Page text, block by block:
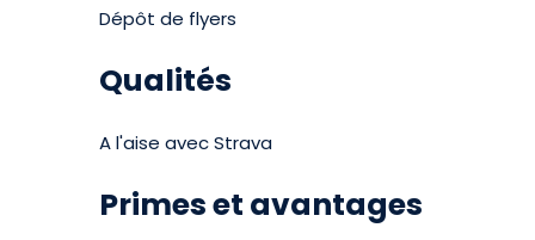
Dépôt de flyers
Qualités
A l'aise avec Strava
Primes et avantages